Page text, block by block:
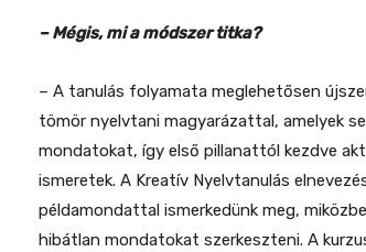
– Mégis, mi a módszer titka?
– A tanulás folyamata meglehetősen
tömör nyelvtani magyarázattal, amelyek
mondatokat, így első pillanattól kezdve
ismeretek. A Kreatív Nyelvtanulás
példamondattal ismerkedünk meg,
hibátlan mondatokat szerkeszteni. A